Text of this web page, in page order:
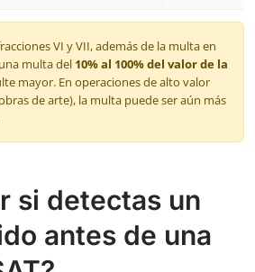
VI y VII, además de la multa en
multa del 10% al 100% del valor de la
mayor. En operaciones de alto valor
de arte), la multa puede ser aún más
si detectas un
antes de una